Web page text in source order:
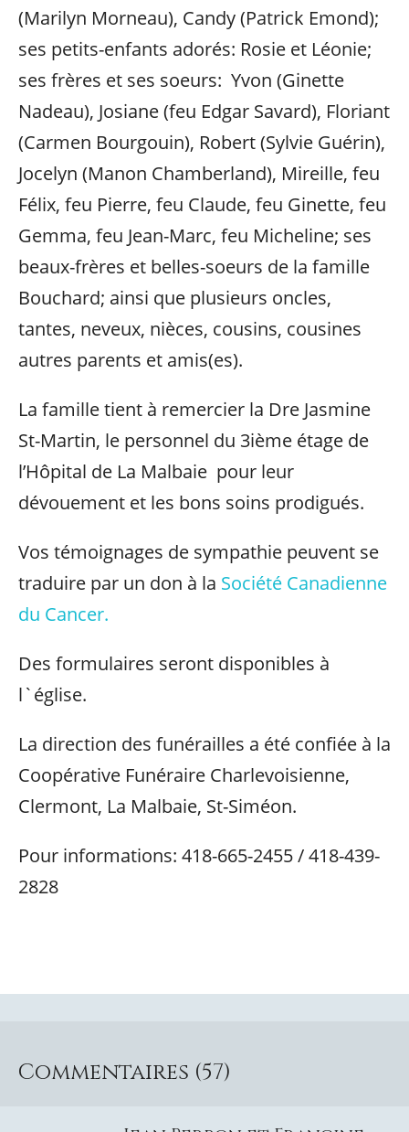
(Marilyn Morneau), Candy (Patrick Emond);
ses petits-enfants adorés: Rosie et Léonie;
ses frères et ses soeurs: Yvon (Ginette
Nadeau), Josiane (feu Edgar Savard), Floriant
(Carmen Bourgouin), Robert (Sylvie Guérin),
Jocelyn (Manon Chamberland), Mireille, feu
Félix, feu Pierre, feu Claude, feu Ginette, feu
Gemma, feu Jean-Marc, feu Micheline; ses
beaux-frères et belles-soeurs de la famille
Bouchard; ainsi que plusieurs oncles,
tantes, neveux, nièces, cousins, cousines
autres parents et amis(es).
La famille tient à remercier la Dre Jasmine
St-Martin, le personnel du 3ième étage de
l’Hôpital de La Malbaie pour leur
dévouement et les bons soins prodigués.
Vos témoignages de sympathie peuvent se
traduire par un don à la Société Canadienne
du Cancer.
Des formulaires seront disponibles à
l`église.
La direction des funérailles a été confiée à la
Coopérative Funéraire Charlevoisienne,
Clermont, La Malbaie, St-Siméon.
Pour informations: 418-665-2455 / 418-439-
2828
Commentaires (57)